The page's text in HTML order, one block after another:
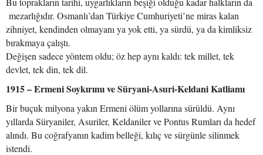
mezarlığıdır. Osmanlı’dan Türkiye Cumhuriyeti’ne miras kalan
zihniyet, kendinden olmayanı ya yok etti, ya sürdü, ya da kimliksiz
bırakmaya çalıştı.
Değişen sadece yöntem oldu; öz hep aynı kaldı: tek millet, tek
devlet, tek din, tek dil.
1915 – Ermeni Soykırımı ve Süryani-Asuri-Keldani Katliamı
Bir buçuk milyona yakın Ermeni ölüm yollarına sürüldü. Aynı
yıllarda Süryaniler, Asuriler, Keldaniler ve Pontus Rumları da hedef
alındı. Bu coğrafyanın kadim belleği, kılıç ve sürgünle silinmek
istendi.